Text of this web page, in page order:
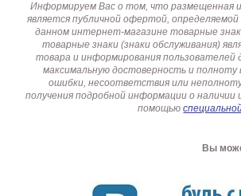
Информируем Вас о том, что размещенная
является публичной офертой,
данном интернет-магазине товарные
товарные знаки (знаки обслуживания)
товара и информирования пользователей
максимальную достоверность и
ошибки, несоответствия или
получения подробной информации о
помощью
Вы